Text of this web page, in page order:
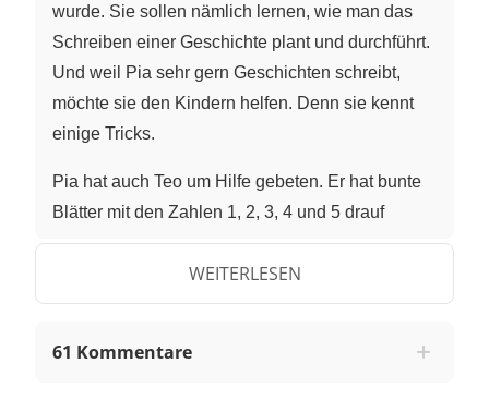
wurde. Sie sollen nämlich lernen, wie man das
Schreiben einer Geschichte plant und durchführt.
Und weil Pia sehr gern Geschichten schreibt,
möchte sie den Kindern helfen. Denn sie kennt
einige Tricks.
Pia hat auch Teo um Hilfe gebeten. Er hat bunte
Blätter mit den Zahlen 1, 2, 3, 4 und 5 drauf
mitgebracht. Für dich zu Hause reicht auch ein
Blatt mit den Zahlen 1 bis 5. Und Teo hat auch
Schilder mitgebracht. Darauf stehen jeweils die
und Max. Teo hängt alle Namensschilder unter
WEITERLESEN
61 Kommentare